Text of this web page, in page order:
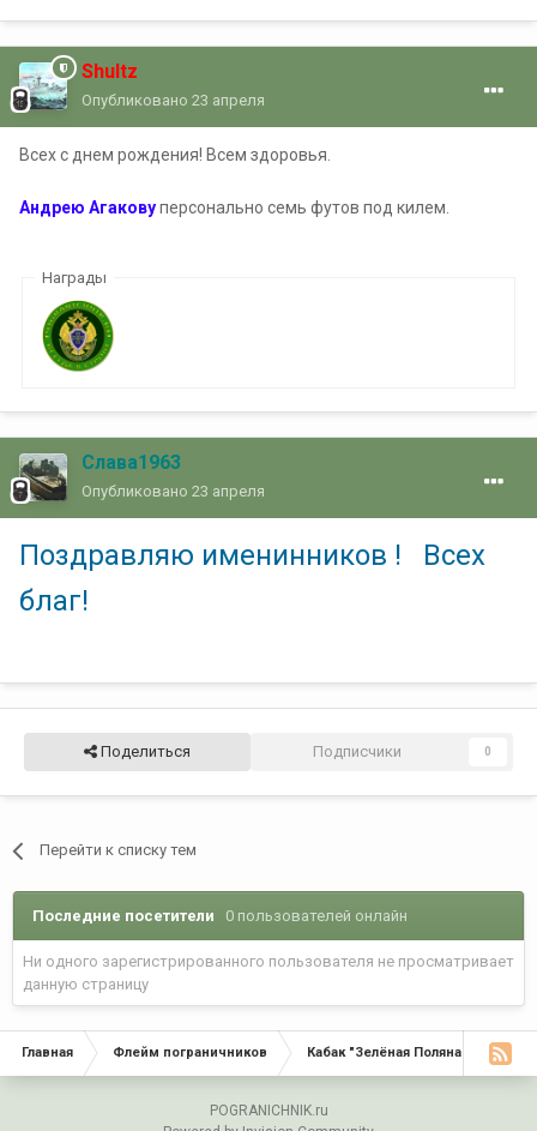
Shultz
Опубликовано 23 апреля
Всех с днем рождения! Всем здоровья.
Андрею Агаковуперсонально семь футов под килем.
Награды
Слава1963
Опубликовано 23 апреля
Поздравляю именинников ! Всех
благ!
Поделиться Подписчики 0
Перейти к списку тем
Последние посетители 0 пользователей онлайн
Ни одного зарегистрированного пользователя не просматривает
данную страницу
Главная Флейм пограничников Кабак "Зелёная Поляна"
POGRANICHNIK.ru